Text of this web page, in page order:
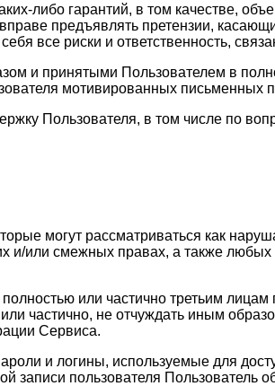
либо гарантий, в том качестве,
предъявлять претензии,
все риски и ответственность,
и принятыми Пользователем в
мотивированных письменных
Пользователя, в том числе по
могут рассматриваться как
и/или смежных правах, а также
полностью или частично третьим
частично, не отчуждать иным
Сервиса.
и логины, используемые для
записи пользователя